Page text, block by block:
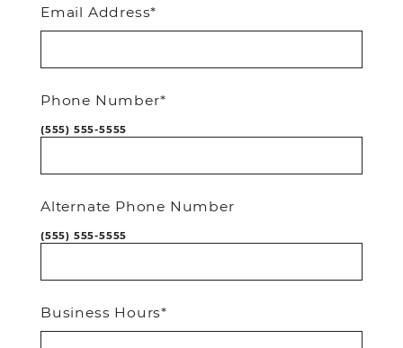
Email Address*
Phone Number*
(555) 555-5555
Alternate Phone Number
(555) 555-5555
Business Hours*